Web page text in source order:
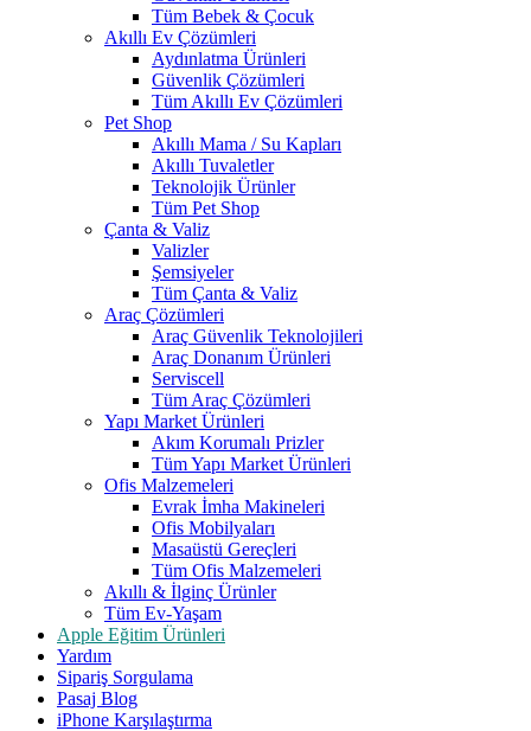
Tüm Bebek & Çocuk
Akıllı Ev Çözümleri
Aydınlatma Ürünleri
Güvenlik Çözümleri
Tüm Akıllı Ev Çözümleri
Pet Shop
Akıllı Mama / Su Kapları
Akıllı Tuvaletler
Teknolojik Ürünler
Tüm Pet Shop
Çanta & Valiz
Valizler
Şemsiyeler
Tüm Çanta & Valiz
Araç Çözümleri
Araç Güvenlik Teknolojileri
Araç Donanım Ürünleri
Serviscell
Tüm Araç Çözümleri
Yapı Market Ürünleri
Akım Korumalı Prizler
Tüm Yapı Market Ürünleri
Ofis Malzemeleri
Evrak İmha Makineleri
Ofis Mobilyaları
Masaüstü Gereçleri
Tüm Ofis Malzemeleri
Akıllı & İlginç Ürünler
Tüm Ev-Yaşam
Apple Eğitim Ürünleri
Yardım
Sipariş Sorgulama
Pasaj Blog
iPhone Karşılaştırma